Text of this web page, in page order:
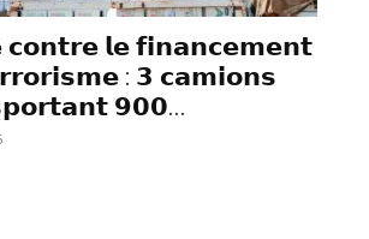
𝗰𝗼𝗻𝘁𝗿𝗲 𝗹𝗲 𝗳𝗶𝗻𝗮𝗻𝗰𝗲𝗺𝗲𝗻𝘁
: 𝟯 𝗰𝗮𝗺𝗶𝗼𝗻𝘀
𝟵𝟬𝟬...